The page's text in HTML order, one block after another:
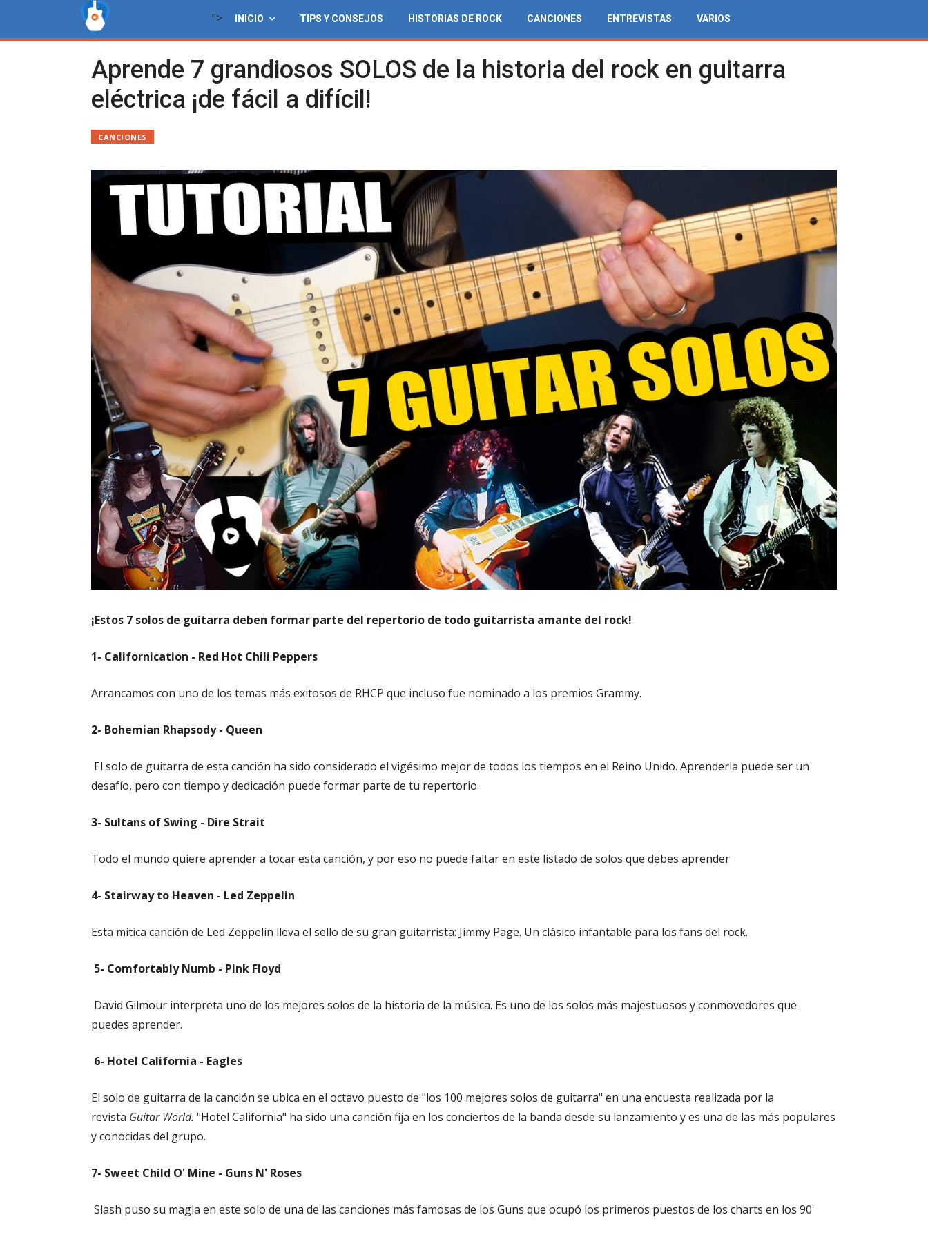
"> INICIO TIPS Y CONSEJOS HISTORIAS DE ROCK CANCIONES ENTREVISTAS VARIOS
Aprende 7 grandiosos SOLOS de la historia del rock en guitarra
eléctrica ¡de fácil a difícil!
CANCIONES
¡Estos 7 solos de guitarra deben formar parte del repertorio de todo guitarrista amante del rock!
1- Californication - Red Hot Chili Peppers
Arrancamos con uno de los temas más exitosos de RHCP que incluso fue nominado a los premios Grammy.
2- Bohemian Rhapsody - Queen
El solo de guitarra de esta canción ha sido considerado el vigésimo mejor de todos los tiempos en el Reino Unido. Aprenderla puede ser un
desafío, pero con tiempo y dedicación puede formar parte de tu repertorio.​
3- Sultans of Swing - Dire Strait
Todo el mundo quiere aprender a tocar esta canción, y por eso no puede faltar en este listado de solos que debes aprender
4- Stairway to Heaven - Led Zeppelin
Esta mítica canción de Led Zeppelin lleva el sello de su gran guitarrista: Jimmy Page. Un clásico infantable para los fans del rock.
5- Comfortably Numb - Pink Floyd
David Gilmour interpreta uno de los mejores solos de la historia de la música. Es uno de los solos más majestuosos y conmovedores que
puedes aprender.
6- Hotel California - Eagles
El solo de guitarra de la canción se ubica en el octavo puesto de "los 100 mejores solos de guitarra" en una encuesta realizada por la
revista Guitar World. "Hotel California" ha sido una canción fija en los conciertos de la banda desde su lanzamiento y es una de las más populares
y conocidas del grupo.
7- Sweet Child O' Mine - Guns N' Roses
Slash puso su magia en este solo de una de las canciones más famosas de los Guns que ocupó los primeros puestos de los charts en los 90'